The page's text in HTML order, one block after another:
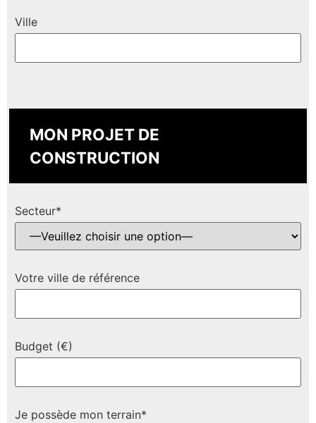
Ville
MON PROJET DE
CONSTRUCTION
Secteur*
Votre ville de référence
Budget (€)
Je possède mon terrain*